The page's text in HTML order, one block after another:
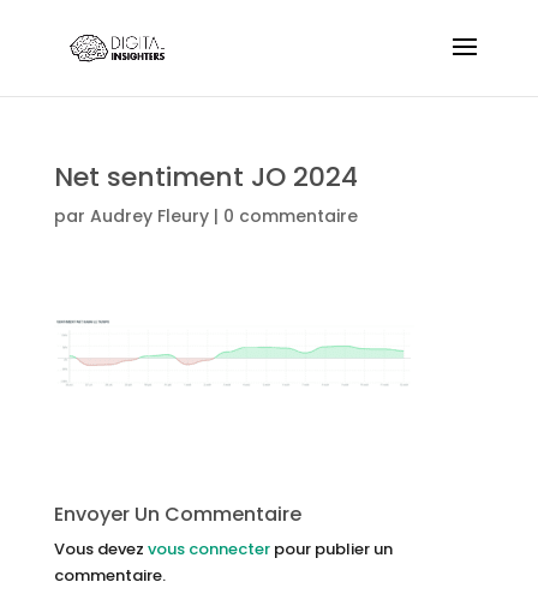
Net sentiment JO 2024
par Audrey Fleury| 0 commentaire
Envoyer Un Commentaire
Vous devez vous connecterpour publier un
commentaire.